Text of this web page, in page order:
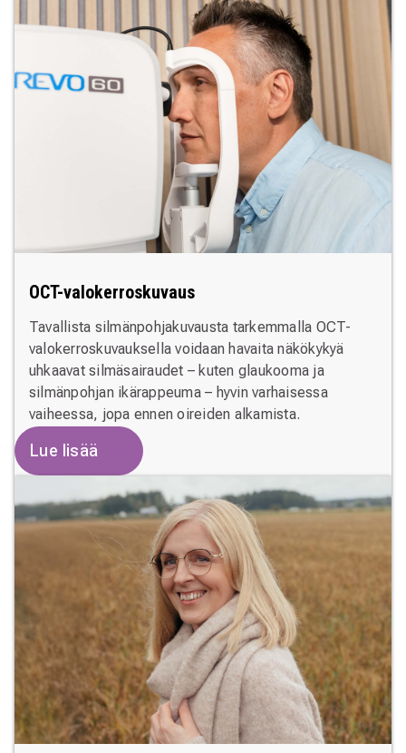
OCT-valokerroskuvaus
Tavallista silmänpohjakuvausta tarkemmalla OCT-
valokerroskuvauksella voidaan havaita näkökykyä
uhkaavat silmäsairaudet – kuten glaukooma ja
silmänpohjan ikärappeuma – hyvin varhaisessa
vaiheessa, jopa ennen oireiden alkamista.
Lue lisää